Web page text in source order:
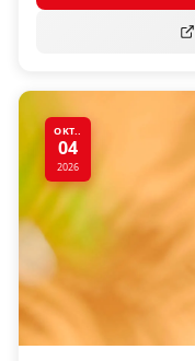
OKT..
04
2026